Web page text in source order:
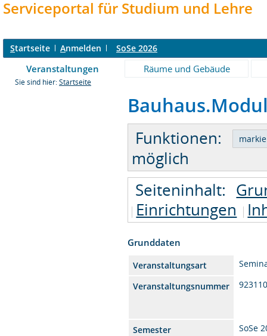
Serviceportal für Studium und Lehre
Startseite Anmelden SoSe 2026
Veranstaltungen Räume und Gebäude
Sie sind hier: Startseite
Funktionen:
möglich
Seiteninhalt:
Einrichtungen
Grunddaten
Veranstaltungsart
Veranstaltungsnummer
Semester
SoSe